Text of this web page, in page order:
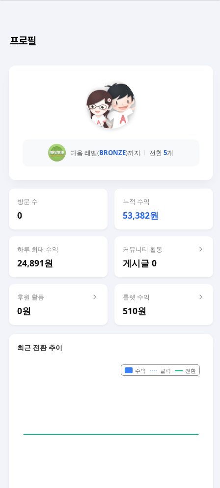
프로필
다음 레벨(BRONZE)까지 전환5개
방문 수
0
누적 수익
53,382원
하루 최대 수익
24,891원
커뮤니티 활동
게시글 0
후원 활동
0원
룰렛 수익
510원
최근 전환 추이